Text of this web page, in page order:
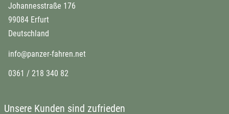
Johannesstraße 176
99084 Erfurt
Deutschland
info@panzer-fahren.net
0361 / 218 340 82
Unsere Kunden sind zufrieden